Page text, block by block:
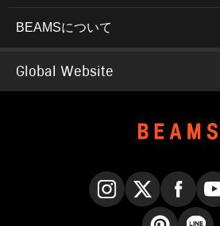
BEAMSについて
Global Website